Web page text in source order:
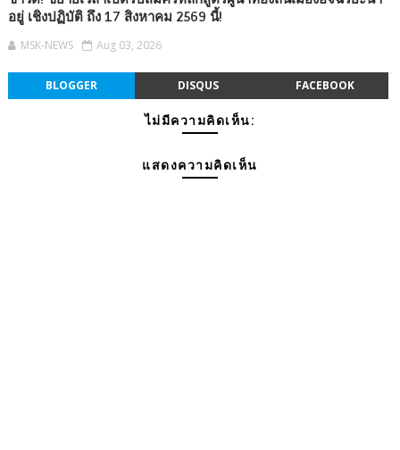
อยู่ เชิงปฏิบัติ ถึง 17 สิงหาคม 2569 นี้!
MSK-NEWS Aug 03, 2026
BLOGGER DISQUS FACEBOOK
ไม่มีความคิดเห็น:
แสดงความคิดเห็น